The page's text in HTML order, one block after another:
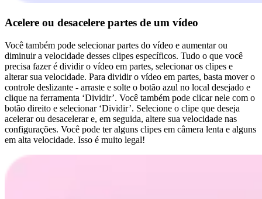
Acelere ou desacelere partes de um vídeo
Você também pode selecionar partes do vídeo e aumentar ou
diminuir a velocidade desses clipes específicos. Tudo o que você
precisa fazer é dividir o vídeo em partes, selecionar os clipes e
alterar sua velocidade. Para dividir o vídeo em partes, basta mover o
controle deslizante - arraste e solte o botão azul no local desejado e
clique na ferramenta ‘Dividir’. Você também pode clicar nele com o
botão direito e selecionar ‘Dividir’. Selecione o clipe que deseja
acelerar ou desacelerar e, em seguida, altere sua velocidade nas
configurações. Você pode ter alguns clipes em câmera lenta e alguns
em alta velocidade. Isso é muito legal!